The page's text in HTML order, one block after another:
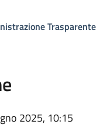
Trasparente
2025, 10:15